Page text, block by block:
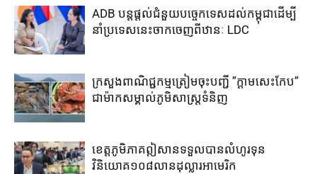
ADB បន្ត​ផ្តល់​ជំនួយ​បច្ចេកទេស​ដល់​កម្ពុជា​ដើម្បី​
នាំ​ប្រទេស​នេះ​ចាក​ចេញ​ពី​ឋានៈ LDC
ក្រសួងពាណិជ្ជកម្ម​ត្រៀម​ចុះបញ្ជី​ ​”ក្តាមសេះកែប”​
ជា​ម៉ាក​សម្គាល់​ភូមិ​សាស្រ្ត​ទំនិញ​
ខេត្ត​ភូមិភាគឦសាន​ទទួល​បាន​លំហូរទុន​
វិនិយោគ​១០៨​លាន​ដុល្លារ​អាមេរិក​